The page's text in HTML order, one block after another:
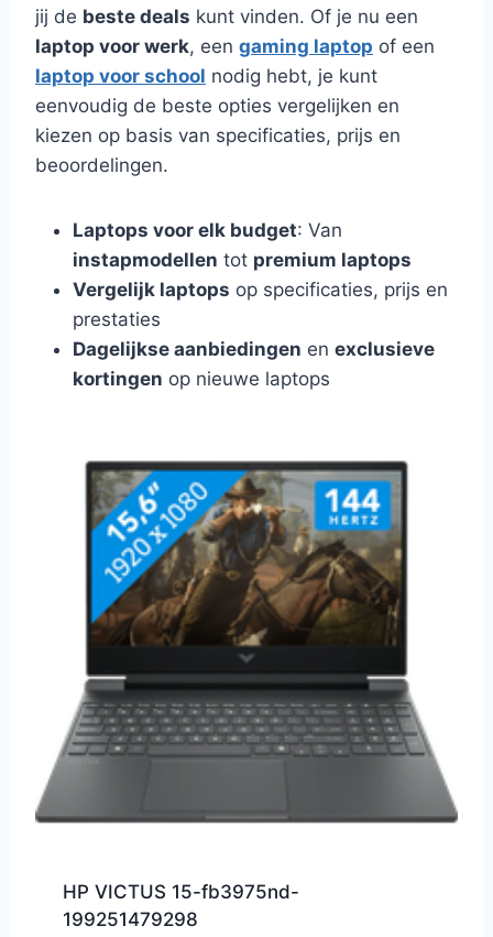
jij de beste deals kunt vinden. Of je nu een
laptop voor werk, een gaming laptop of een
laptop voor school nodig hebt, je kunt
eenvoudig de beste opties vergelijken en
kiezen op basis van specificaties, prijs en
beoordelingen.
Laptops voor elk budget: Van
instapmodellen tot premium laptops
Vergelijk laptops op specificaties, prijs en
prestaties
Dagelijkse aanbiedingen en exclusieve
kortingen op nieuwe laptops
HP VICTUS 15-fb3975nd-
199251479298